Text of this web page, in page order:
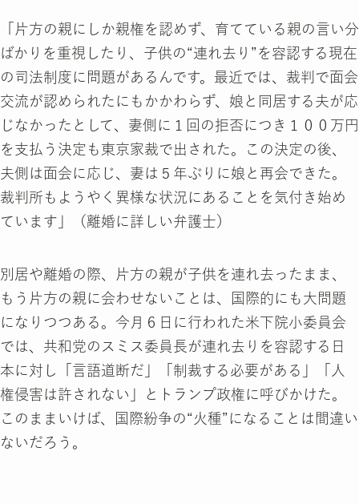
「片方の親にしか親権を認めず、育てている親の言い分
ばかりを重視したり、子供の“連れ去り”を容認する現在
の司法制度に問題があるんです。最近では、裁判で面会
交流が認められたにもかかわらず、娘と同居する夫が応
じなかったとして、妻側に１回の拒否につき１００万円
を支払う決定も東京家裁で出された。この決定の後、
夫側は面会に応じ、妻は５年ぶりに娘と再会できた。
裁判所もようやく異様な状況にあることを気付き始め
ています」（離婚に詳しい弁護士）
別居や離婚の際、片方の親が子供を連れ去ったまま、
もう片方の親に会わせないことは、国際的にも大問題
になりつつある。今月６日に行われた米下院小委員会
では、共和党のスミス委員長が連れ去りを容認する日
本に対し「言語道断だ」「制裁する必要がある」「人
権侵害は許されない」とトランプ政権に呼びかけた。
このままいけば、国際紛争の“火種”になることは間違い
ないだろう。